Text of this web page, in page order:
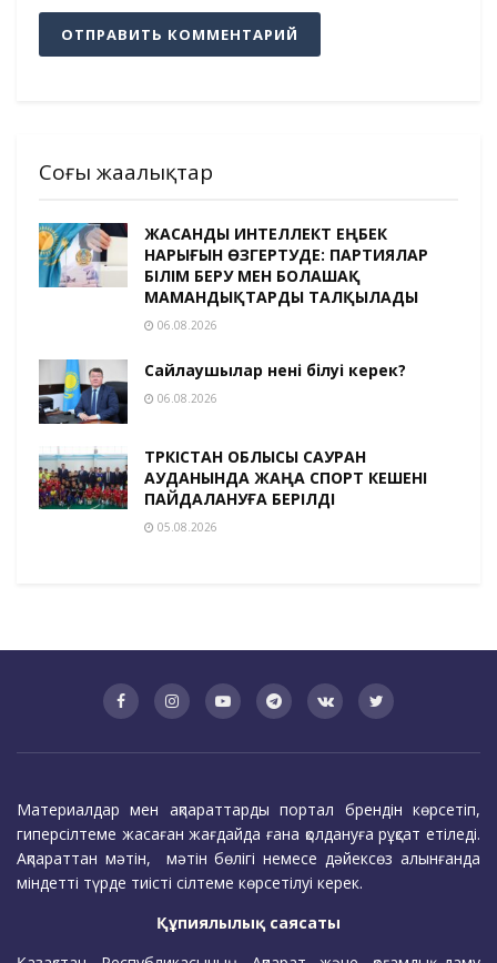
Соңғы жаңалықтар
ЖАСАНДЫ ИНТЕЛЛЕКТ ЕҢБЕК
НАРЫҒЫН ӨЗГЕРТУДЕ: ПАРТИЯЛАР
БІЛІМ БЕРУ МЕН БОЛАШАҚ
МАМАНДЫҚТАРДЫ ТАЛҚЫЛАДЫ
06.08.2026
Сайлаушылар нені білуі керек?
06.08.2026
ТҮРКІСТАН ОБЛЫСЫ САУРАН
АУДАНЫНДА ЖАҢА СПОРТ КЕШЕНІ
ПАЙДАЛАНУҒА БЕРІЛДІ
05.08.2026
Материалдар мен ақпараттарды портал брендін көрсетіп,
гиперсілтеме жасаған жағдайда ғана қолдануға рұқсат етіледі.
Ақпараттан мәтін, мәтін бөлігі немесе дәйексөз алынғанда
міндетті түрде тиісті сілтеме көрсетілуі керек.
Құпиялылық саясаты